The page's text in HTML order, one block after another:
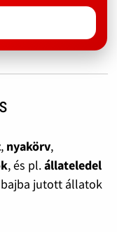
, nyakörv,
, és pl.állateledel
jutott állatok